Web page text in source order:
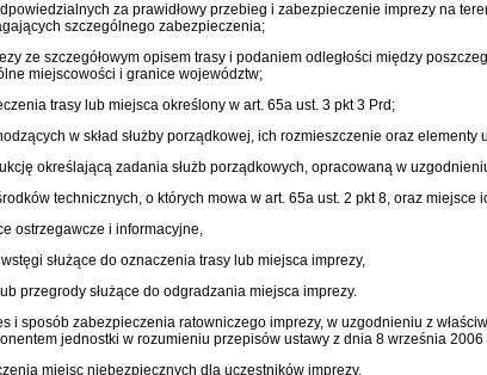
za prawidłowy przebieg i zabezpieczenie imprezy na
szczególnego zabezpieczenia;
ze szczegółowym opisem trasy i podaniem odległości między
miejscowości i granice województw;
trasy lub miejsca określony w art. 65a ust. 3 pkt 3 Prd;
w skład służby porządkowej, ich rozmieszczenie oraz elementy
określającą zadania służb porządkowych, opracowaną w
technicznych, o których mowa w art. 65a ust. 2 pkt 8, oraz miejsce
ostrzegawcze i informacyjne,
służące do oznaczenia trasy lub miejsca imprezy,
przegrody służące do odgradzania miejsca imprezy.
i sposób zabezpieczenia ratowniczego imprezy, w uzgodnieniu z
jednostki w rozumieniu przepisów ustawy z dnia 8 września
miejsc niebezpiecznych dla uczestników imprezy,